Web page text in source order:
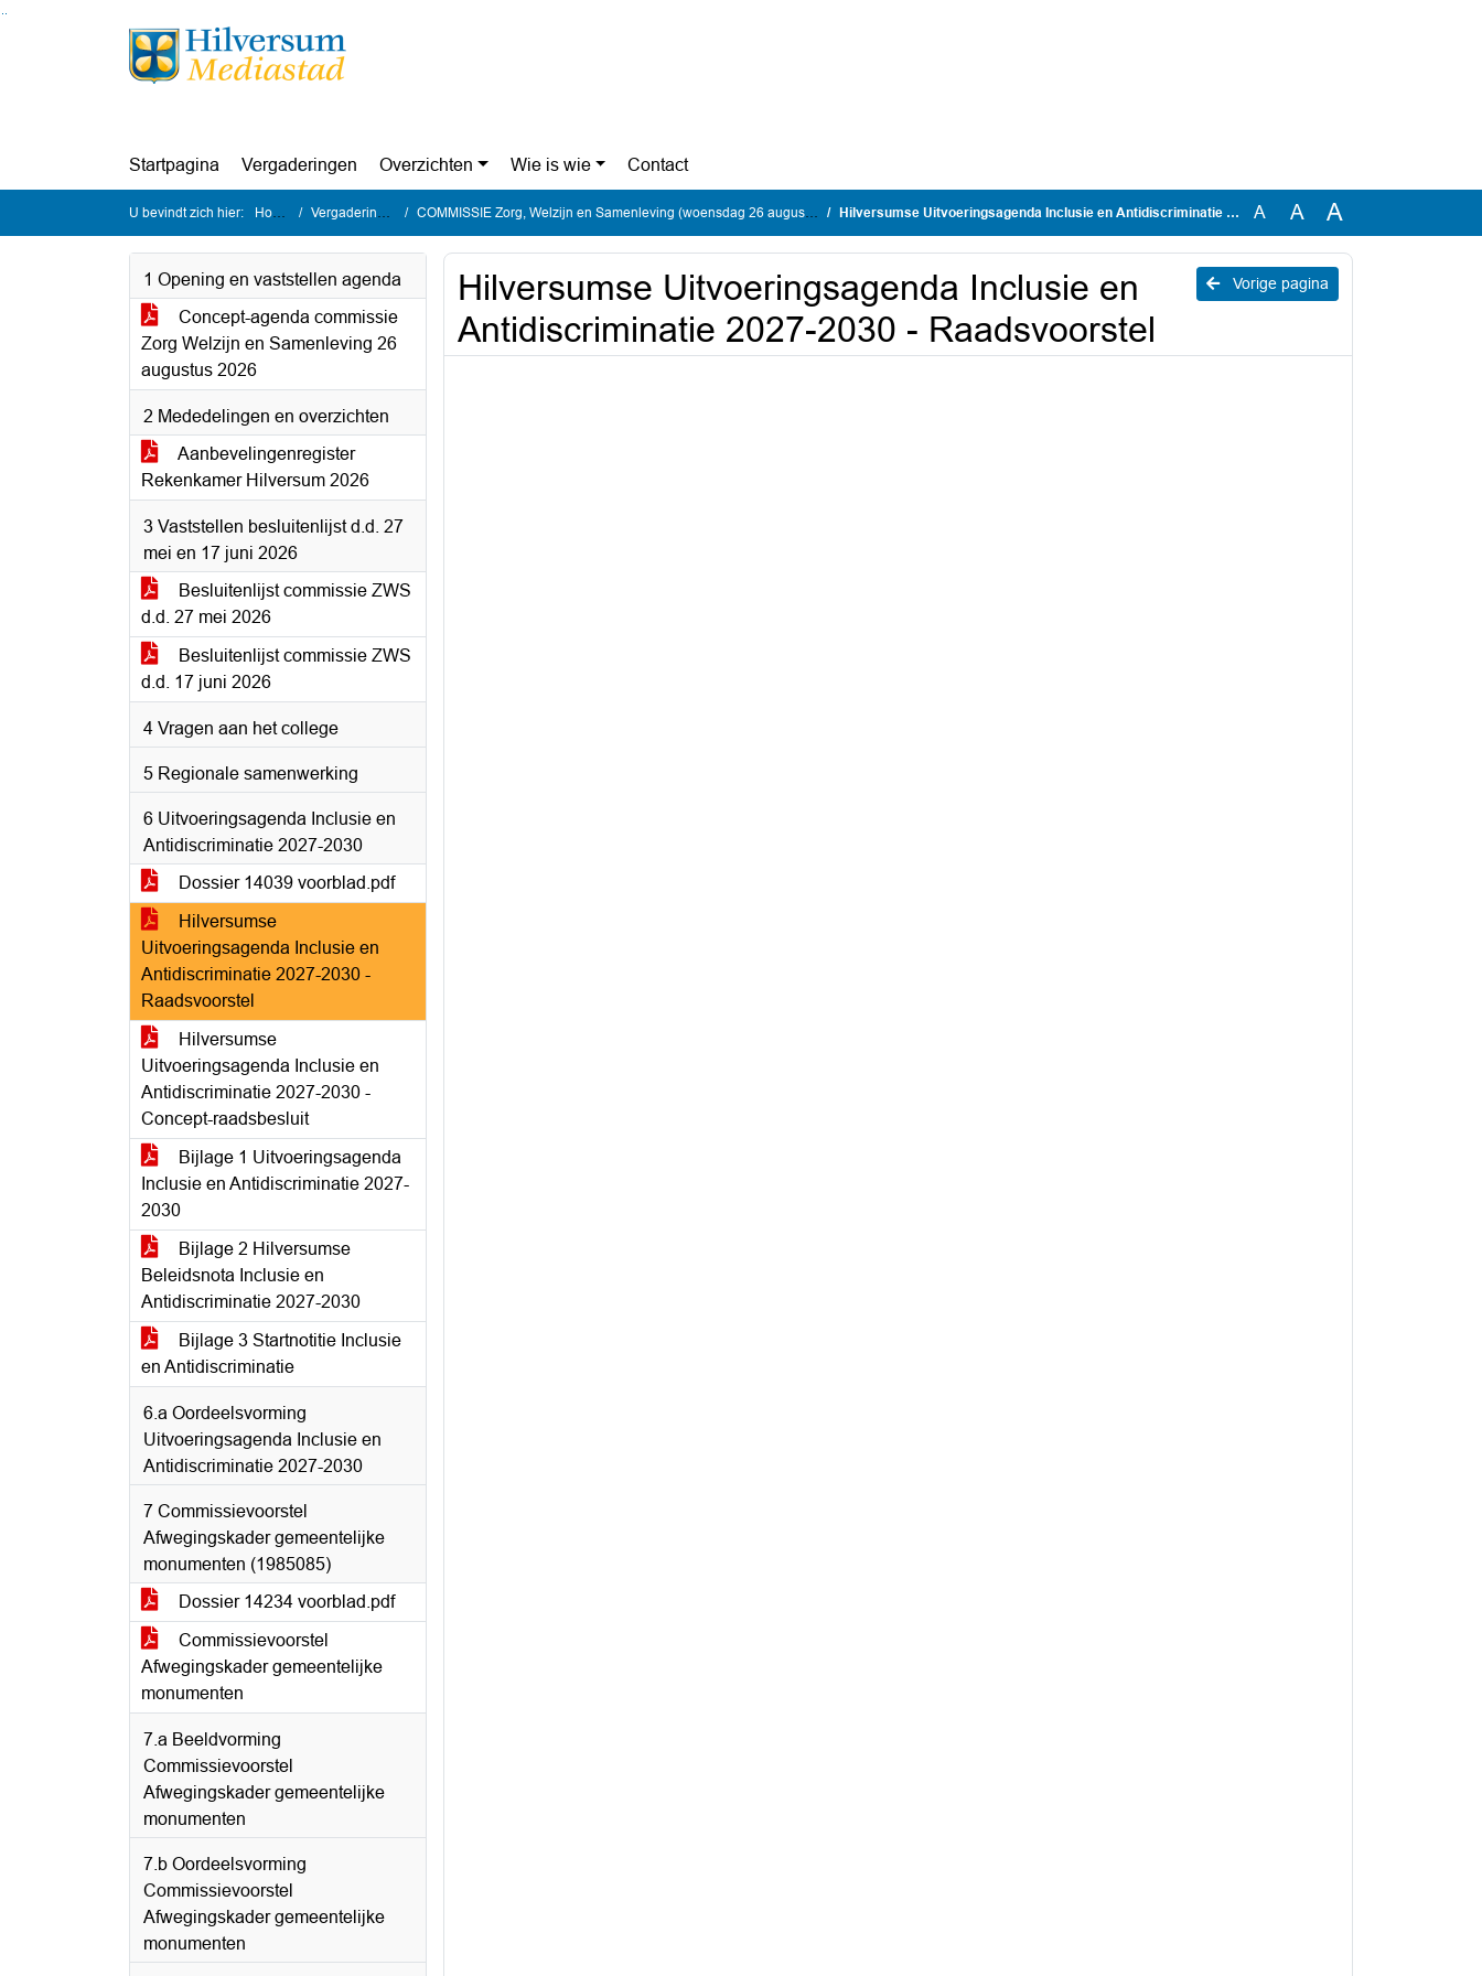
Ga naar de inhoud van deze pagina
Ga naar het zoeken
Ga naar het menu
Startpagina Vergaderingen Overzichten Wie is wie Contact
U bevindt zich hier: Home Vergaderingen COMMISSIE Zorg, Welzijn en Samenleving (woensdag 26 augustus 2026) Hilversumse Uitvoeringsagenda Inclusie en Antidiscriminatie 2027-2030 - Raadsvoorstel A A A
1 Opening en vaststellen agenda
Concept-agenda commissie
Zorg Welzijn en Samenleving 26
augustus 2026
2 Mededelingen en overzichten
Aanbevelingenregister
Rekenkamer Hilversum 2026
3 Vaststellen besluitenlijst d.d. 27
mei en 17 juni 2026
Besluitenlijst commissie ZWS
d.d. 27 mei 2026
Besluitenlijst commissie ZWS
d.d. 17 juni 2026
4 Vragen aan het college
5 Regionale samenwerking
6 Uitvoeringsagenda Inclusie en
Antidiscriminatie 2027-2030
Dossier 14039 voorblad.pdf
Hilversumse
Uitvoeringsagenda Inclusie en
Antidiscriminatie 2027-2030 -
Raadsvoorstel
Hilversumse
Uitvoeringsagenda Inclusie en
Antidiscriminatie 2027-2030 -
Concept-raadsbesluit
Bijlage 1 Uitvoeringsagenda
Inclusie en Antidiscriminatie 2027-
2030
Bijlage 2 Hilversumse
Beleidsnota Inclusie en
Antidiscriminatie 2027-2030
Bijlage 3 Startnotitie Inclusie
en Antidiscriminatie
6.a Oordeelsvorming
Uitvoeringsagenda Inclusie en
Antidiscriminatie 2027-2030
7 Commissievoorstel
Afwegingskader gemeentelijke
monumenten (1985085)
Dossier 14234 voorblad.pdf
Commissievoorstel
Afwegingskader gemeentelijke
monumenten
7.a Beeldvorming
Commissievoorstel
Afwegingskader gemeentelijke
monumenten
7.b Oordeelsvorming
Commissievoorstel
Afwegingskader gemeentelijke
monumenten
Vorige pagina
Hilversumse Uitvoeringsagenda Inclusie en
Antidiscriminatie 2027-2030 - Raadsvoorstel